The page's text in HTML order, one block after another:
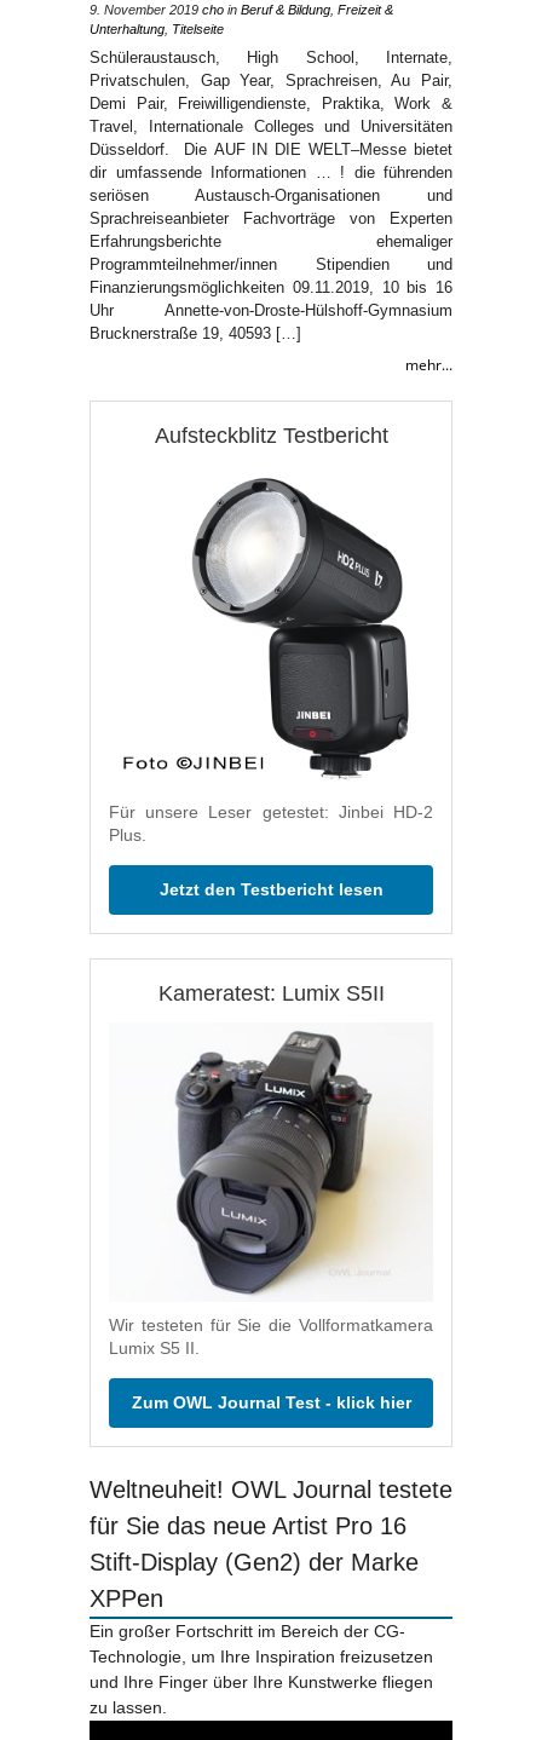
9. November 2019 cho in Beruf & Bildung Freizeit &
Unterhaltung Titelseite
Schüleraustausch, High School, Internate,
Privatschulen, Gap Year, Sprachreisen, Au Pair,
Demi Pair, Freiwilligendienste, Praktika, Work &
Travel, Internationale Colleges und Universitäten
Düsseldorf. Die AUF IN DIE WELT–Messe bietet
dir umfassende Informationen … ! die führenden
seriösen Austausch-Organisationen und
Sprachreiseanbieter Fachvorträge von Experten
Erfahrungsberichte ehemaliger
Programmteilnehmer/innen Stipendien und
Finanzierungsmöglichkeiten 09.11.2019, 10 bis 16
Uhr Annette-von-Droste-Hülshoff-Gymnasium
Brucknerstraße 19, 40593 […]
mehr...
Aufsteckblitz Testbericht
Für unsere Leser getestet: Jinbei HD-2
Plus.
Jetzt den Testbericht lesen
Kameratest: Lumix S5II
Wir testeten für Sie die Vollformatkamera
Lumix S5 II.
Zum OWL Journal Test - klick hier
Weltneuheit! OWL Journal testete
für Sie das neue Artist Pro 16
Stift-Display (Gen2) der Marke
XPPen
Ein großer Fortschritt im Bereich der CG-
Technologie, um Ihre Inspiration freizusetzen
und Ihre Finger über Ihre Kunstwerke fliegen
zu lassen.